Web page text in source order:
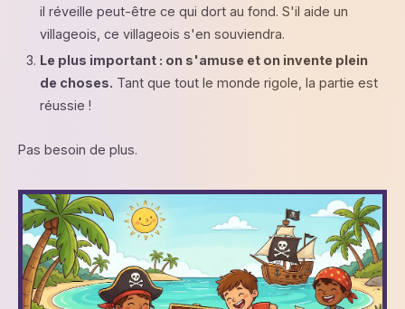
il réveille peut-être ce qui dort au fond. S'il aide un
villageois, ce villageois s'en souviendra.
Le plus important : on s'amuse et on invente plein
de choses. Tant que tout le monde rigole, la partie est
réussie !
Pas besoin de plus.